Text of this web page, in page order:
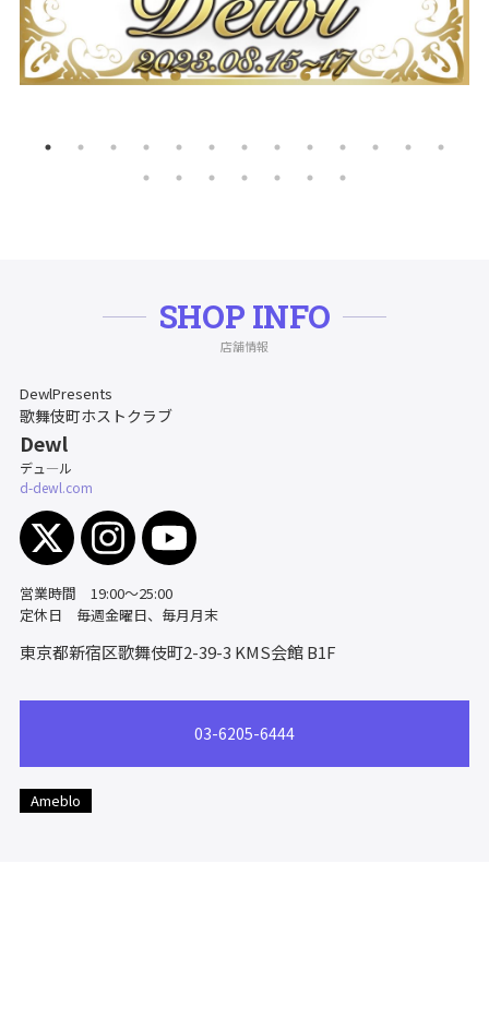
SHOP INFO
店舗情報
DewlPresents
歌舞伎町ホストクラブ
Dewl
デュ―ル
d-dewl.com
営業時間 19:00～25:00
定休日 毎週金曜日、毎月月末
東京都新宿区歌舞伎町2-39-3 KMS会館 B1F
03-6205-6444
Ameblo